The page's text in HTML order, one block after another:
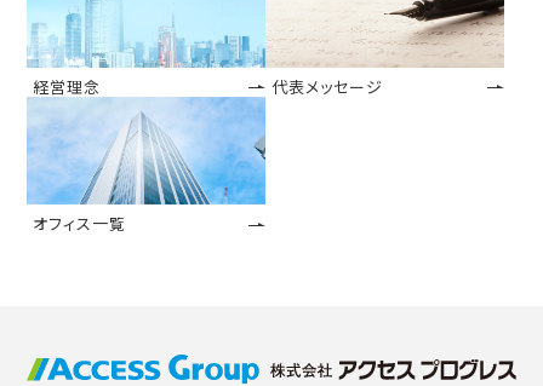
経営理念 代表メッセージ
オフィス一覧